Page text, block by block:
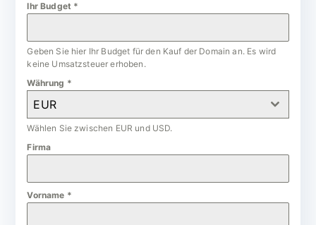
Ihr Budget *
Geben Sie hier Ihr Budget für den Kauf der Domain an. Es wird
keine Umsatzsteuer erhoben.
Währung *
EUR
Wählen Sie zwischen EUR und USD.
Firma
Vorname *